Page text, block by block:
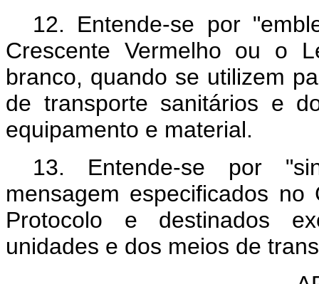
12. Entende-se por
Crescente Vermelho ou o
branco, quando se utilizem
de transporte sanitários e
equipamento e material.
13. Entende-se por
mensagem especificados
Protocolo e destinados
unidades e dos meios de